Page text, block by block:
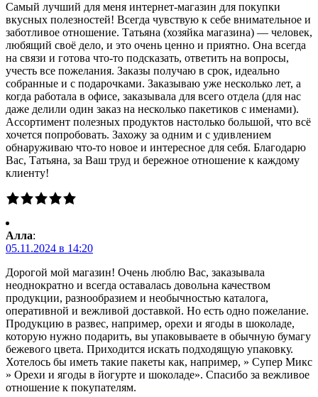
Самый лучший для меня интернет-магазин для покупки
вкусных полезностей! Всегда чувствую к себе внимательное и
заботливое отношение. Татьяна (хозяйка магазина) — человек,
любящий своё дело, и это очень ценно и приятно. Она всегда
на связи и готова что-то подсказать, ответить на вопросы,
учесть все пожелания. Заказы получаю в срок, идеально
собранные и с подарочками. Заказываю уже несколько лет, а
когда работала в офисе, заказывала для всего отдела (для нас
даже делили один заказ на несколько пакетиков с именами).
Ассортимент полезных продуктов настолько большой, что всё
хочется попробовать. Захожу за одним и с удивлением
обнаруживаю что-то новое и интересное для себя. Благодарю
Вас, Татьяна, за Ваш труд и бережное отношение к каждому
клиенту!
Алла:
05.11.2024 в 14:20
Дорогой мой магазин! Очень люблю Вас, заказывала
неоднократно и всегда оставалась довольна качеством
продукции, разнообразием и необычностью каталога,
оперативной и вежливой доставкой. Но есть одно пожелание.
Продукцию в развес, например, орехи и ягоды в шоколаде,
которую нужно подарить, вы упаковываете в обычную бумагу
бежевого цвета. Приходится искать подходящую упаковку.
Хотелось бы иметь такие пакеты как, например, » Супер Микс
» Орехи и ягоды в йогурте и шоколаде». Спасибо за вежливое
отношение к покупателям.